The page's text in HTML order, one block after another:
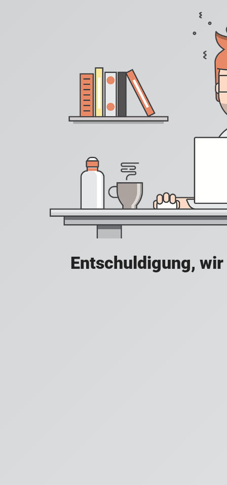
Entschuldigung,